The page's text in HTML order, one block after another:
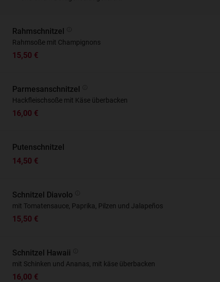
Rahmschnitzel
Rahmsoße mit Champignons
15,50 €
Parmesanschnitzel
Hackfleischsoße mit Käse überbacken
16,00 €
Putenschnitzel
14,50 €
Schnitzel Diavolo
mit Tomatensauce, Paprika, Pilzen und Jalapeños
15,50 €
Schnitzel Hawaii
mit Schinken und Ananas, mit käse überbacken
16,00 €